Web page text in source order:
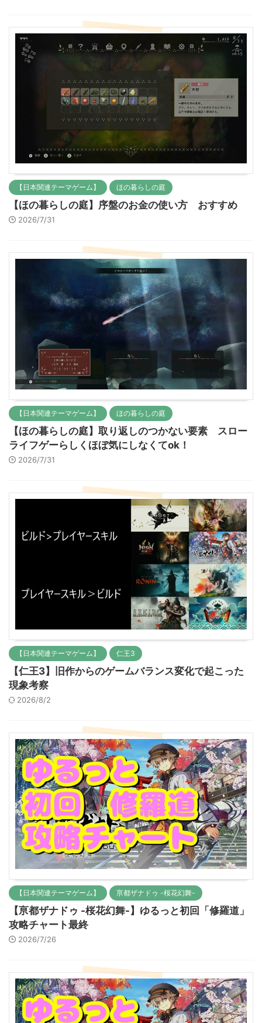
【日本関連テーマゲーム】 ほの暮らしの庭
【ほの暮らしの庭】序盤のお金の使い方 おすすめ
2026/7/31
【日本関連テーマゲーム】 ほの暮らしの庭
【ほの暮らしの庭】取り返しのつかない要素 スロー
ライフゲーらしくほぼ気にしなくてok！
2026/7/31
【日本関連テーマゲーム】 仁王3
【仁王3】旧作からのゲームバランス変化で起こった
現象考察
2026/8/2
【日本関連テーマゲーム】 亰都ザナドゥ -桜花幻舞-
【亰都ザナドゥ -桜花幻舞-】ゆるっと初回「修羅道」
攻略チャート最終
2026/7/26